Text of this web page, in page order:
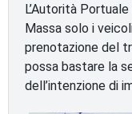
L’Autorità
Massa solo i
prenotazione del
possa bastare la
dell’intenzione di